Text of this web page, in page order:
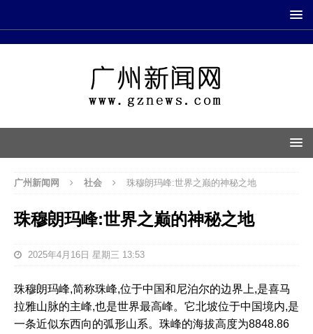
广州新闻网 社会 珠穆朗玛峰:世界之巅的神秘之地
珠穆朗玛峰:世界之巅的神秘之地
2025年4月16日 星期三 13:53
珠穆朗玛峰,简称珠峰,位于中国和尼泊尔的边界上,是喜马
拉雅山脉的主峰,也是世界最高峰。它北坡位于中国境内,是
一条近似东西向的弧形山系。珠峰的海拔高度为8848.86